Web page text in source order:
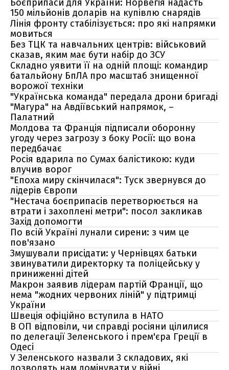
Боєприпаси для України: Норвегія надасть
150 мільйонів доларів на купівлю снарядів
Лінія фронту стабілізується: про які напрямки
мовиться
Без ТЦК та навчальних центрів: військовий
сказав, яким має бути набір до ЗСУ
Складно уявити її на одній площі: командир
батальйону БпЛА про масштаб знищенної
ворожої техніки
"Українська команда" передала дрони бригаді
"Магура" на Авдіївський напрямок, –
Палатний
Молдова та Франція підписали оборонну
угоду через загрозу з боку Росії: що вона
передбачає
Росія вдарила по Сумах балістикою: куди
влучив ворог
"Епоха миру скінчилася": Туск звернувся до
лідерів Європи
"Нестача боєприпасів перетворюється на
втрати і захоплені метри": посол закликав
Захід допомогти
По всій Україні лунали сирени: з чим це
пов'язано
Змушували присідати: у Чернівцях батьки
звинуватили директорку та поліцейську у
приниженні дітей
Макрон заявив лідерам партій Франції, що
нема "жодних червоних ліній" у підтримці
України
Швеція офіційно вступила в НАТО
В ОП відповіли, чи справді росіяни цілилися
по делегації Зеленського і прем'єра Греції в
Одесі
У Зеленського назвали 3 складових, які